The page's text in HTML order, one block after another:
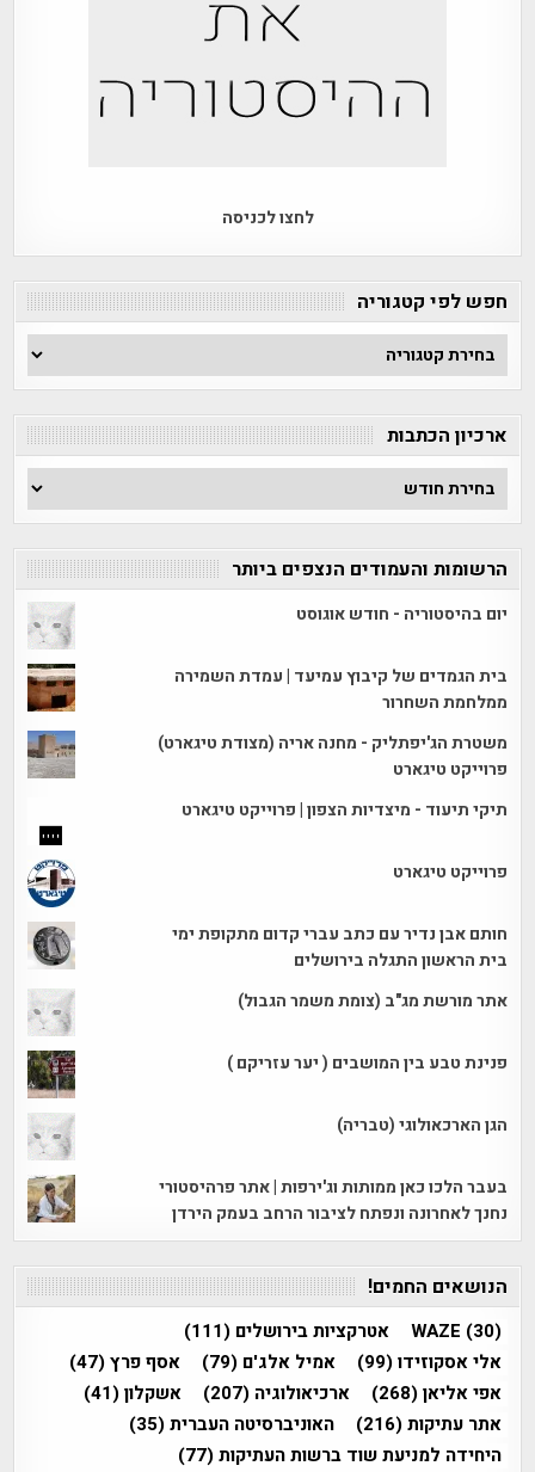
לחצו לכניסה
חפש לפי קטגוריה
חפש
לפי
ארכיון הכתבות
ארכיון
הכתבות
הרשומות והעמודים הנצפים ביותר
יום בהיסטוריה - חודש אוגוסט
בית הגמדים של קיבוץ עמיעד | עמדת השמירה
ממלחמת השחרור
משטרת הג'יפתליק - מחנה אריה (מצודת טיגארט)
פרוייקט טיגארט
תיקי תיעוד - מיצדיות הצפון | פרוייקט טיגארט
פרוייקט טיגארט
חותם אבן נדיר עם כתב עברי קדום מתקופת ימי
בית הראשון התגלה בירושלים
אתר מורשת מג"ב (צומת משמר הגבול)
פנינת טבע בין המושבים ( יער עזריקם )
הגן הארכאולוגי (טבריה)
בעבר הלכו כאן ממותות וג'ירפות | אתר פרהיסטורי
נחנך לאחרונה ונפתח לציבור הרחב בעמק הירדן
הנושאים החמים!
WAZE (30) אטרקציות בירושלים (111)
אלי אסקוזידו(99) אמיל אלג'ם (79) אסף פרץ(47)
אפי אליאן(268) ארכיאולוגיה (207) אשקלון(41)
אתר עתיקות(216) האוניברסיטה העברית(35)
היחידה למניעת שוד ברשות העתיקות(77)